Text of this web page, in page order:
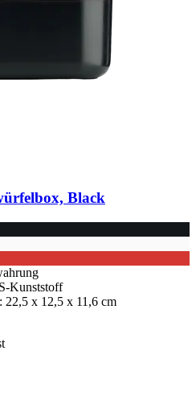
Black
Kunststoff
x 12,5 x 11,6 cm